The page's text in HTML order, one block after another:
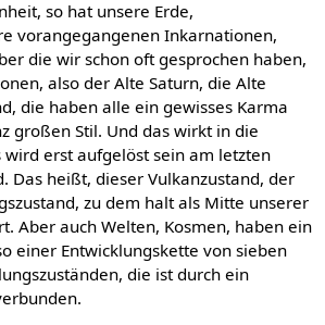
so hat unsere Erde,
vorangegangenen Inkarnationen,
die wir schon oft gesprochen haben,
also der Alte Saturn, die Alte
die haben alle ein gewisses Karma
großen Stil. Und das wirkt in die
erst aufgelöst sein am letzten
Das heißt, dieser Vulkanzustand, der
zu dem halt als Mitte unserer
Aber auch Welten, Kosmen, haben ein
einer Entwicklungskette von sieben
die ist durch ein